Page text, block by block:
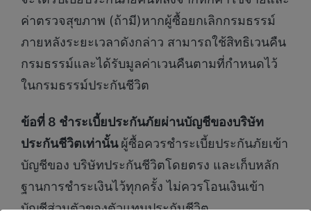
ค่าตรวจสุขภาพ (ถ้ามี)หากผู้ซื้อยกเลิกกรมธรรม์
ภายหลังระยะเวลาดังกล่าว สามารถใช้สิทธิเวนคืน
กรมธรรม์และได้รับมูลค่าเวนคืนตามที่กำหนดไว้
ในกรมธรรม์ประกันชีวิต
ข้อที่ 8 ชำระเบี้ยประกันภัยผ่านบัญชีของบริษัท
ประกันชีวิตเท่านั้นผู้ซื้อควรชำระเบี้ยประกันภัยเข้า
บัญชีของ บริษัทประกันชีวิตโดยตรง และเก็บหลัก
ฐานการชำระเงินไว้ทุกครั้ง ไม่ควรโอนเงินเข้า
บัญชีส่วนตัวของตัวแทนประกันชีวิต